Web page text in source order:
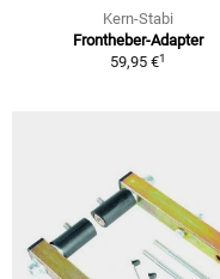
Kern-Stabi
Frontheber-Adapter
59,95 €1